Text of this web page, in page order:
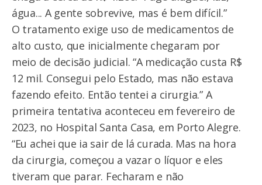
água... A gente sobrevive, mas é bem difícil.”
O tratamento exige uso de medicamentos de
alto custo, que inicialmente chegaram por
meio de decisão judicial. “A medicação custa R$
12 mil. Consegui pelo Estado, mas não estava
fazendo efeito. Então tentei a cirurgia.” A
primeira tentativa aconteceu em fevereiro de
2023, no Hospital Santa Casa, em Porto Alegre.
“Eu achei que ia sair de lá curada. Mas na hora
da cirurgia, começou a vazar o líquor e eles
tiveram que parar. Fecharam e não